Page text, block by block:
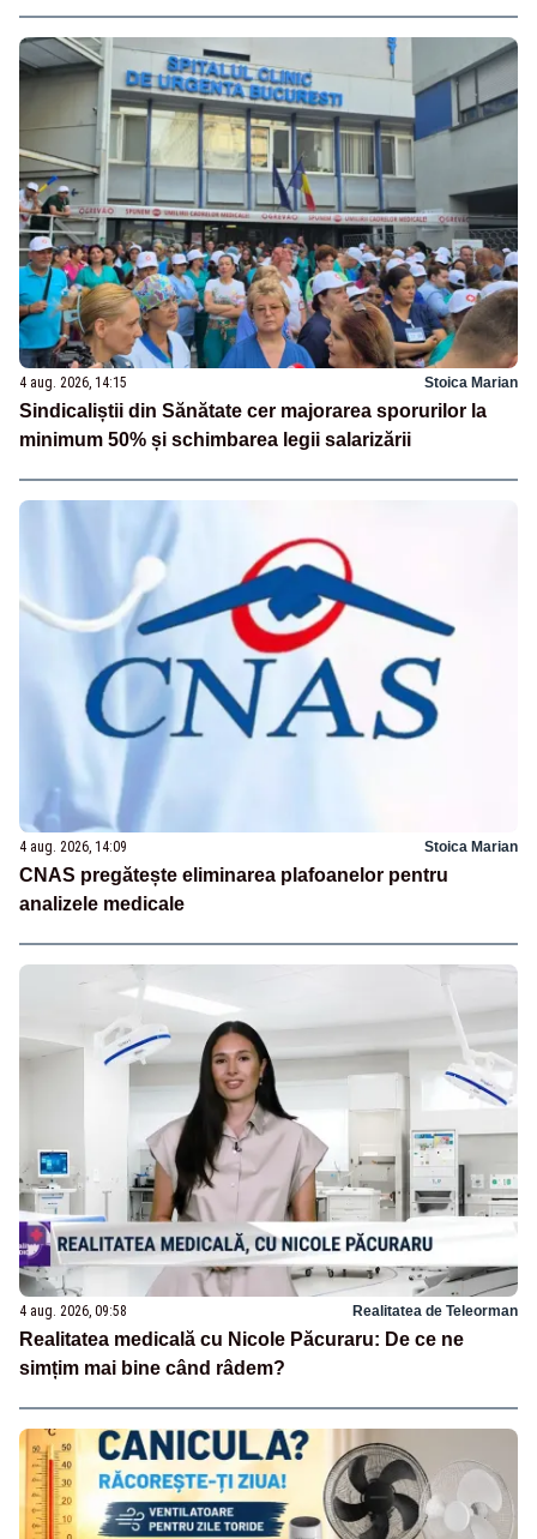
4 aug. 2026, 14:15 Stoica Marian
Sindicaliștii din Sănătate cer majorarea sporurilor la
minimum 50% și schimbarea legii salarizării
4 aug. 2026, 14:09 Stoica Marian
CNAS pregătește eliminarea plafoanelor pentru
analizele medicale
4 aug. 2026, 09:58 Realitatea de Teleorman
Realitatea medicală cu Nicole Păcuraru: De ce ne
simțim mai bine când râdem?